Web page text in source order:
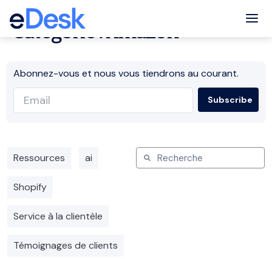
Catégorie : Amazon
Abonnez-vous et nous vous tiendrons au courant.
Ressources ai
Shopify
Service à la clientèle
Témoignages de clients